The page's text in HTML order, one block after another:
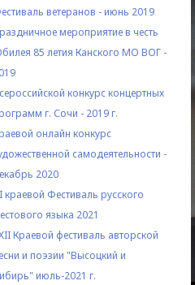
ветеранов - июнь 2019
мероприятие в честь
85 летия Канского МО ВОГ -
конкурс концертных
г. Сочи - 2019 г.
онлайн конкурс
самодеятельности -
2020
краевой Фестиваль русского
языка 2021
Краевой фестиваль авторской
и поэзии "Высоцкий и
июль-2021 г.